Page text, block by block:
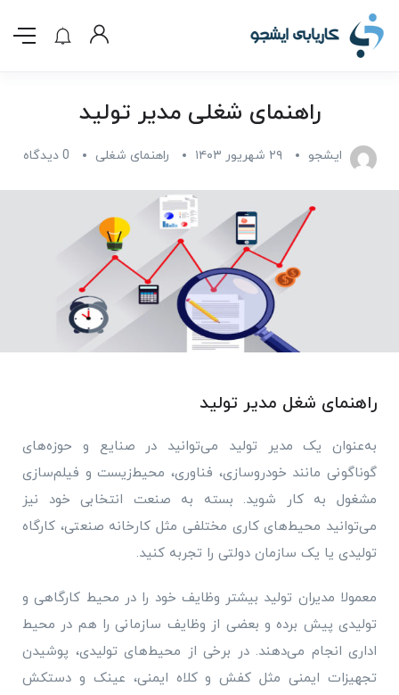
راهنمای شغلی مدیر تولید
ایشجو ۲۹ شهریور ۱۴۰۳ راهنمای شغلی 0 دیدگاه
راهنمای شغل مدیر تولید
به‌عنوان یک مدیر تولید می‌توانید در صنایع و حوزه‌های
گوناگونی مانند خودروسازی، فناوری، محیط‌زیست و فیلم‌سازی
مشغول به کار شوید. بسته به صنعت انتخابی خود نیز
می‌توانید محیط‌های کاری مختلفی مثل کارخانه صنعتی، کارگاه
تولیدی یا یک سازمان دولتی را تجربه کنید.
معمولا مدیران تولید بیشتر وظایف خود را در محیط کارگاهی و
تولیدی پیش برده و بعضی از وظایف سازمانی را هم در محیط
اداری انجام می‌دهند. در برخی از محیط‌های تولیدی، پوشیدن
تجهیزات ایمنی مثل کفش و کلاه ایمنی، عینک و دستکش